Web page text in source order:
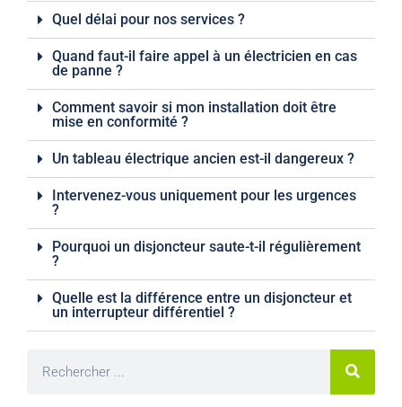
Quel délai pour nos services ?
Quand faut-il faire appel à un électricien en cas
de panne ?
Comment savoir si mon installation doit être
mise en conformité ?
Un tableau électrique ancien est-il dangereux ?
Intervenez-vous uniquement pour les urgences
?
Pourquoi un disjoncteur saute-t-il régulièrement
?
Quelle est la différence entre un disjoncteur et
un interrupteur différentiel ?